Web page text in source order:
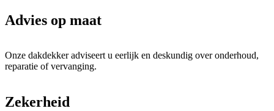
Advies op maat
Onze dakdekker adviseert u eerlijk en deskundig over onderhoud,
reparatie of vervanging.
Zekerheid